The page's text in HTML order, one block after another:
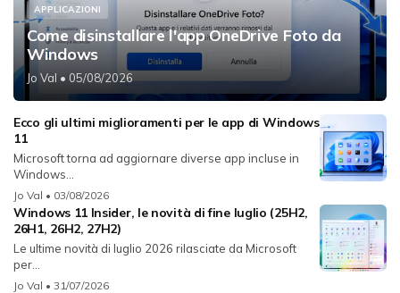
APPLICAZIONI
Come disinstallare l'app OneDrive Foto da
Windows
Jo Val • 05/08/2026
Ecco gli ultimi miglioramenti per le app di Windows
11
Microsoft torna ad aggiornare diverse app incluse in
Windows...
Jo Val • 03/08/2026
Windows 11 Insider, le novità di fine luglio (25H2,
26H1, 26H2, 27H2)
Le ultime novità di luglio 2026 rilasciate da Microsoft
per...
Jo Val • 31/07/2026